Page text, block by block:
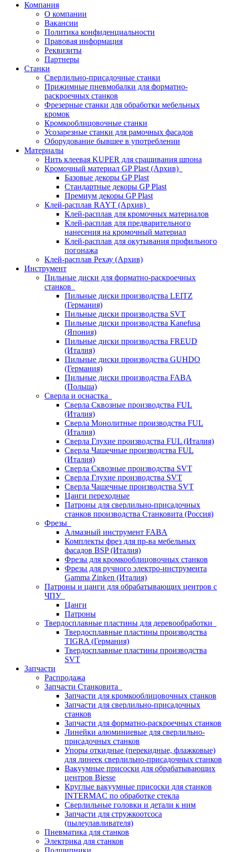
Компания
О компании
Вакансии
Политика конфиденциальности
Правовая информация
Реквизиты
Партнеры
Станки
Сверлильно-присадочные станки
Прижимные пневмобалки для форматно-
раскроечных станков
Фрезерные станки для обработки мебельных
кромок
Кромкооблицовочные станки
Усозарезные станки для рамочных фасадов
Оборудование бывшее в употреблении
Материалы
Нить клеевая KUPER для сращивания шпона
Кромочный материал GP Plast (Архив)
Базовые декоры GP Plast
Стандартные декоры GP Plast
Премиум декоры GP Plast
Клей-расплав RAYT (Архив)
Клей-расплав для кромочных материалов
Клей-расплав для предварительного
нанесения на кромочный материал
Клей-расплав для окутывания профильного
погонажа
Клей-расплав Рехау (Архив)
Инструмент
Пильные диски для форматно-раскроечных
станков
Пильные диски производства LEITZ
(Германия)
Пильные диски производства SVT
Пильные диски производства Kanefusa
(Япония)
Пильные диски производства FREUD
(Италия)
Пильные диски производства GUHDO
(Германия)
Пильные диски производства FABA
(Польша)
Сверла и оснастка
Сверла Сквозные производства FUL
(Италия)
Сверла Монолитные производства FUL
(Италия)
Сверла Глухие производства FUL (Италия)
Сверла Чашечные производства FUL
(Италия)
Сверла Сквозные производства SVT
Сверла Глухие производства SVT
Сверла Чашечные производства SVT
Цанги переходные
Патроны для сверлильно-присадочных
станков производства Станковита (Россия)
Фрезы
Алмазный инструмент FABA
Комплекты фрез для пр-ва мебельных
фасадов BSP (Италия)
Фрезы для кромкооблицовочных станков
Фрезы для ручного электро-инструмента
Gamma Zinken (Италия)
Патроны и цанги для обрабатывающих центров с
ЧПУ
Цанги
Патроны
Твердосплавные пластины для деревообработки
Твердосплавные пластины производства
TIGRA (Германия)
Твердосплавные пластины производства
SVT
Запчасти
Распродажа
Запчасти Станковита
Запчасти для кромкооблицовочных станков
Запчасти для сверлильно-присадочных
станков
Запчасти для форматно-раскроечных станков
Линейки алюминиевые для сверлильно-
присадочных станков
Упоры откидные (перекидные, флажковые)
для линеек сверлильно-присадочных станков
Вакуумные присоски для обрабатывающих
центров Biesse
Круглые вакуумные присоски для станков
INTERMAC по обработке стекла
Сверлильные головки и детали к ним
Запчасти для стружкоотсоса
(пылеулавливателя)
Пневматика для станков
Электрика для станков
Подшипники